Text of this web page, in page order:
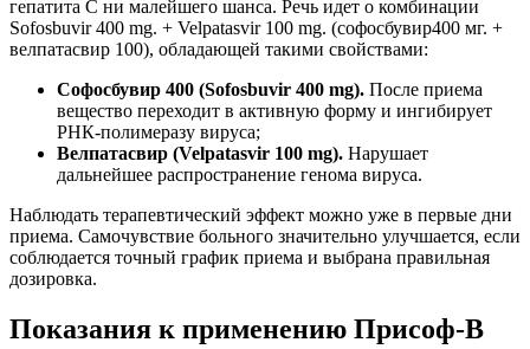
гепатита С ни малейшего шанса. Речь идет о комбинации
Sofosbuvir 400 mg. + Velpatasvir 100 mg. (софосбувир400 мг. +
велпатасвир 100), обладающей такими свойствами:
Софосбувир 400 (Sofosbuvir 400 mg). После приема
вещество переходит в активную форму и ингибирует
РНК-полимеразу вируса;
Велпатасвир (Velpatasvir 100 mg). Нарушает
дальнейшее распространение генома вируса.
Наблюдать терапевтический эффект можно уже в первые дни
приема. Самочувствие больного значительно улучшается, если
соблюдается точный график приема и выбрана правильная
дозировка.
Показания к применению Присоф-В